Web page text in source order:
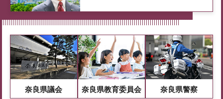
奈良県議会 奈良県教育委員会 奈良県警察